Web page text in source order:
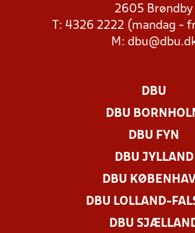
2605 Brøndby
T: 4326 2222 (mandag -
M:
DBU
DBU
DBU FYN
DBU JYLLAND
DBU
DBU LOLLAND-
DBU